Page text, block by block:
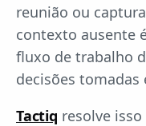
reunião ou
contexto ausente
fluxo de trabalho
decisões tomadas
Tactiq resolve